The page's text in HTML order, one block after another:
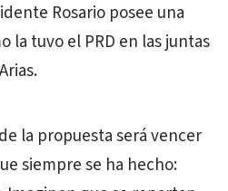
Rosario posee una
la tuvo el PRD en las juntas
la propuesta será vencer
siempre se ha hecho: